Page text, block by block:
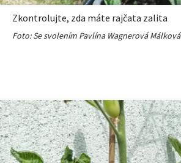
Zkontrolujte, zda máte rajčata zalita
Foto: Se svolením Pavlína Wagnerová Málková